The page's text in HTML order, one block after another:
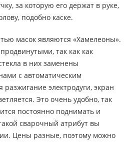
за которую его держат в руке,
подобно каске.
масок являются «Хамелеоны».
так как как
в них заменены
с автоматическим
электродуги, экран
Это очень удобно, так
постоянно поднимать и
сварочный атрибут вы
Цены разные, поэтому можно